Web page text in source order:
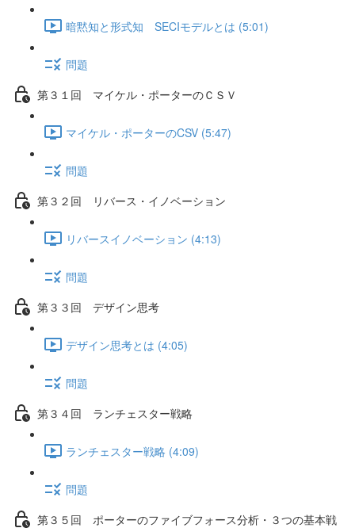
暗黙知と形式知 SECIモデルとは (5:01)
問題
第３１回 マイケル・ポーターのＣＳＶ
マイケル・ポーターのCSV (5:47)
問題
第３２回 リバース・イノベーション
リバースイノベーション (4:13)
問題
第３３回 デザイン思考
デザイン思考とは (4:05)
問題
第３４回 ランチェスター戦略
ランチェスター戦略 (4:09)
問題
第３５回 ポーターのファイブフォース分析・３つの基本戦